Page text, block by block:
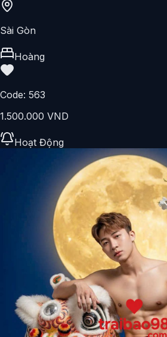
Sài Gòn
Hoàng
Code: 563
1.500.000 VND
Hoạt Động